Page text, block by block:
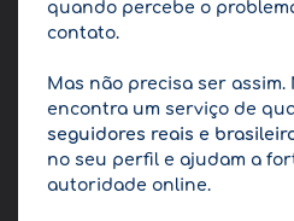
quando percebe o
contato.
Mas não precisa ser assim.
encontra um serviço de
seguidores reais e
no seu perfil e ajudam a
autoridade online.